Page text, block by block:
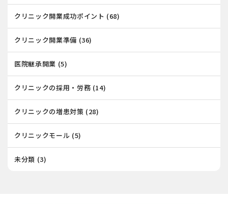
クリニック開業成功ポイント (68)
クリニック開業準備 (36)
医院継承開業 (5)
クリニックの採用・労務 (14)
クリニックの増患対策 (28)
クリニックモール (5)
未分類 (3)